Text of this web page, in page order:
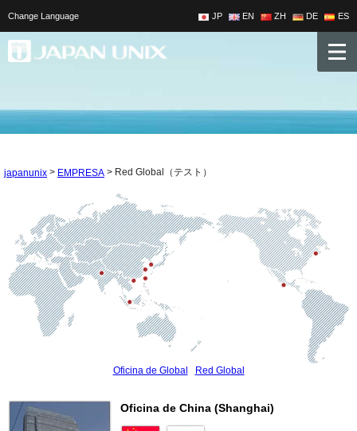
Change Language JP EN ZH DE ES
japanunix > EMPRESA > Red Global（テスト）
Oficina de Global Red Global
Oficina de China (Shanghai)